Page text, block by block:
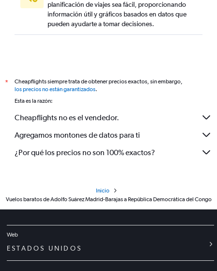
planificación de viajes sea fácil, proporcionando
información útil y gráficos basados en datos que
pueden ayudarte a tomar decisiones.
*
Cheapflights siempre trata de obtener precios exactos, sin embargo,
los precios no están garantizados.
Esta es la razón:
Cheapflights no es el vendedor.
Agregamos montones de datos para ti
¿Por qué los precios no son 100% exactos?
Inicio
Vuelos baratos de Adolfo Suárez Madrid-Barajas a República Democrática del Congo
Web
ESTADOS UNIDOS